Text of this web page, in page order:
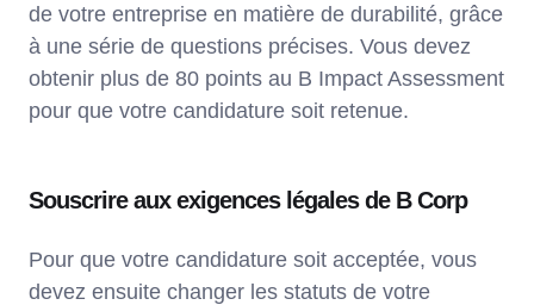
de votre entreprise en matière de durabilité, grâce
à une série de questions précises. Vous devez
obtenir plus de 80 points au B Impact Assessment
pour que votre candidature soit retenue.
Souscrire aux exigences légales de B Corp
Pour que votre candidature soit acceptée, vous
devez ensuite changer les statuts de votre